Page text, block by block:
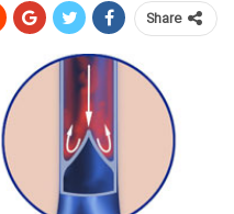
Share